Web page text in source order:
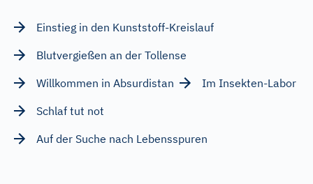
Einstieg in den Kunststoff-Kreislauf
Blutvergießen an der Tollense
Willkommen in Absurdistan
Im Insekten-Labor
Schlaf tut not
Auf der Suche nach Lebensspuren